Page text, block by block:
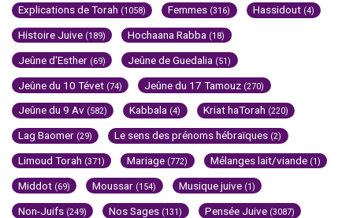
Explications de Torah (1058) Femmes (316) Hassidout (4)
Histoire Juive (189) Hochaana Rabba (18)
Jeûne d'Esther (69) Jeûne de Guedalia (51)
Jeûne du 10 Tévet (74) Jeûne du 17 Tamouz (270)
Jeûne du 9 Av (582) Kabbala (4) Kriat haTorah (220)
Lag Baomer (29) Le sens des prénoms hébraïques (2)
Limoud Torah (371) Mariage (772) Mélanges lait/viande (1)
Middot (69) Moussar (154) Musique juive (1)
Non-Juifs (249) Nos Sages (131) Pensée Juive (3087)